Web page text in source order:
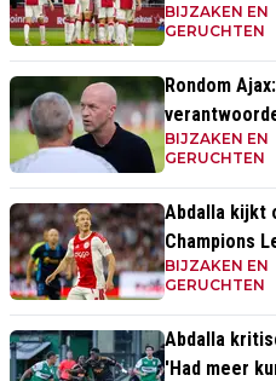
zege
BIJZAKEN EN
GERUCHTEN
Rondom
Vrouwen'
BIJZAKEN EN
GERUCHTEN
Abdalla kijkt
Champions
wedstrijden
BIJZAKEN EN
GERUCHTEN
Abdalla
'Had meer